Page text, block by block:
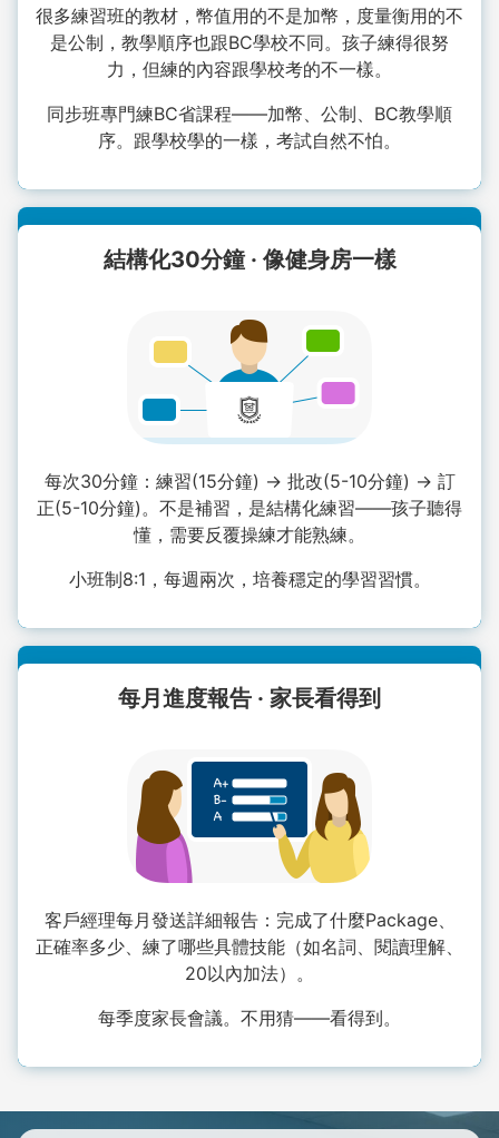
很多練習班的教材，幣值用的不是加幣，度量衡用的不
是公制，教學順序也跟BC學校不同。孩子練得很努
力，但練的內容跟學校考的不一樣。
同步班專門練BC省課程——加幣、公制、BC教學順
序。跟學校學的一樣，考試自然不怕。
結構化30分鐘 · 像健身房一樣
每次30分鐘：練習(15分鐘) → 批改(5-10分鐘) → 訂
正(5-10分鐘)。不是補習，是結構化練習——孩子聽得
懂，需要反覆操練才能熟練。
小班制8:1，每週兩次，培養穩定的學習習慣。
每月進度報告 · 家長看得到
客戶經理每月發送詳細報告：完成了什麼Package、
正確率多少、練了哪些具體技能（如名詞、閱讀理解、
20以內加法）。
每季度家長會議。不用猜——看得到。